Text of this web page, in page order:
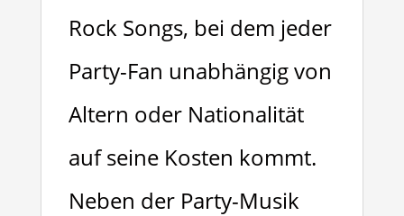
Rock Songs, bei dem jeder
Party-Fan unabhängig von
Altern oder Nationalität
auf seine Kosten kommt.
Neben der Party-Musik